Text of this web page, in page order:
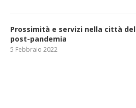
Prossimità e servizi nella città del
post-pandemia
5 Febbraio 2022